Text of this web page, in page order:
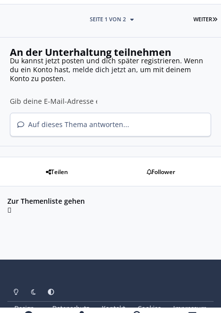
WEITER
SEITE 1 VON 2
An der Unterhaltung teilnehmen
Du kannst jetzt posten und dich später registrieren. Wenn
du ein Konto hast, melde dich jetzt an, um mit deinem
Konto zu posten.
Auf dieses Thema antworten...
Teilen Follower
Zur Themenliste gehen
Heller ModusDunkler Modus
Systemeinstellung
Design Datenschutz Kontakt Cookies Impressum